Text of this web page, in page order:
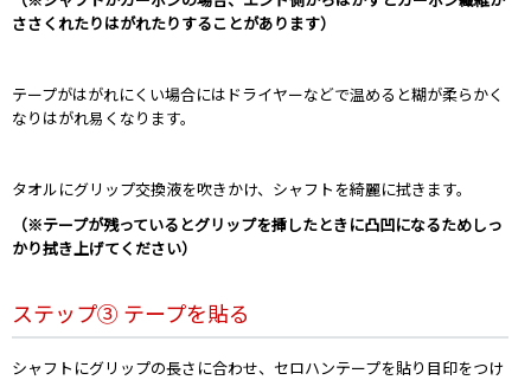
ささくれたりはがれたりすることがあります）
テープがはがれにくい場合にはドライヤーなどで温めると糊が柔らかく
なりはがれ易くなります。
タオルにグリップ交換液を吹きかけ、シャフトを綺麗に拭きます。
（※テープが残っているとグリップを挿したときに凸凹になるためしっ
かり拭き上げてください）
ステップ③ テープを貼る
シャフトにグリップの長さに合わせ、セロハンテープを貼り目印をつけ